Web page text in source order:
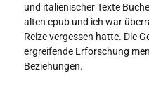
und italienischer Texte
alten epub und ich war
Reize vergessen hatte. Die
ergreifende Erforschung
Beziehungen.